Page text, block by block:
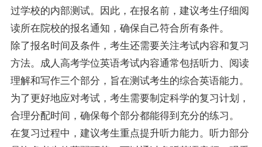
过学校的内部测试。因此，在报名前，建议考生仔细阅
读所在院校的报名通知，确保自己符合所有条件。
除了报名时间及条件，考生还需要关注考试内容和复习
方法。成人高考学位英语考试内容通常包括听力、阅读
理解和写作三个部分，旨在测试考生的综合英语能力。
为了更好地应对考试，考生需要制定科学的复习计划，
合理分配时间，确保每个部分都能得到充分的练习。
在复习过程中，建议考生重点提升听力能力。听力部分